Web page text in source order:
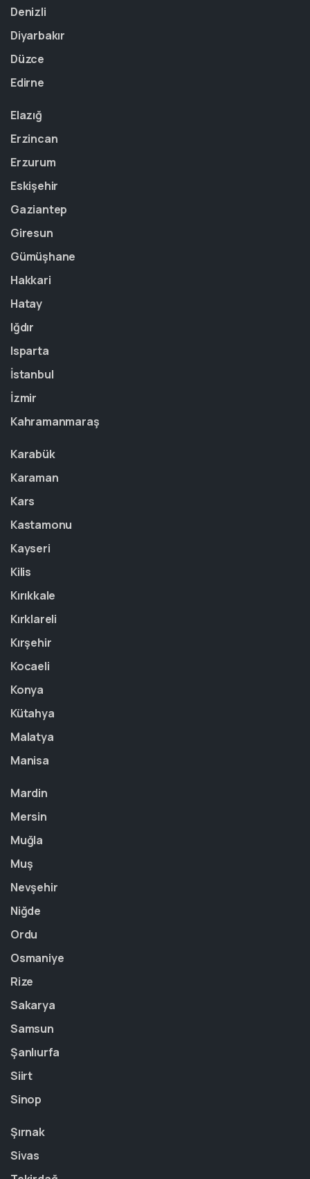
Denizli
Diyarbakır
Düzce
Edirne
Elazığ
Erzincan
Erzurum
Eskişehir
Gaziantep
Giresun
Gümüşhane
Hakkari
Hatay
Iğdır
Isparta
İstanbul
İzmir
Kahramanmaraş
Karabük
Karaman
Kars
Kastamonu
Kayseri
Kilis
Kırıkkale
Kırklareli
Kırşehir
Kocaeli
Konya
Kütahya
Malatya
Manisa
Mardin
Mersin
Muğla
Muş
Nevşehir
Niğde
Ordu
Osmaniye
Rize
Sakarya
Samsun
Şanlıurfa
Siirt
Sinop
Şırnak
Sivas